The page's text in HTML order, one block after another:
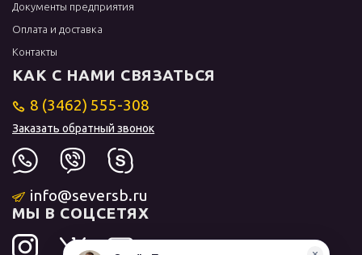
Документы предприятия
Оплата и доставка
Контакты
КАК С НАМИ СВЯЗАТЬСЯ
8 (3462) 555-308
Заказать обратный звонок
info@seversb.ru
МЫ В СОЦСЕТЯХ